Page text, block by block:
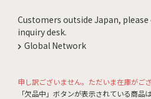
Customers outside Japan,
inquiry desk.
Global Network
申し訳ございません。ただいま在庫がござ
「欠品中」ボタンが表示されている商品